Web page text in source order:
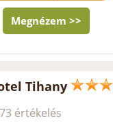
Megnézem >>
Tihany
értékelés